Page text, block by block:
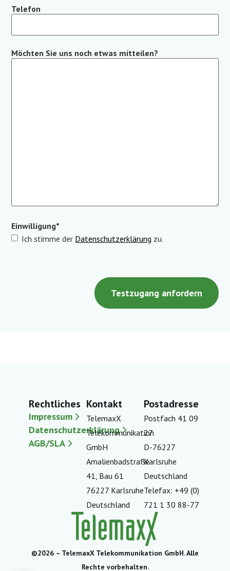
Telefon
Möchten Sie uns noch etwas mitteilen?
Einwilligung*
Ich stimme der Datenschutzerklärung zu.
Rechtliches
Impressum
Datenschutzerklärung
AGB/SLA
Kontakt
TelemaxX
Telekommunikation
GmbH
Amalienbadstraße
41, Bau 61
76227 Karlsruhe
Deutschland
Postadresse
Postfach 41 09
27
D-76227
Karlsruhe
Deutschland
Telefax: +49 (0)
721 1 30 88-77
©2026 – TelemaxX Telekommunikation GmbH. Alle
Rechte vorbehalten.